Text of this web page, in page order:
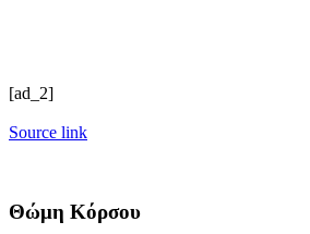
[ad_2]
Source link
Θώμη Κόρσου